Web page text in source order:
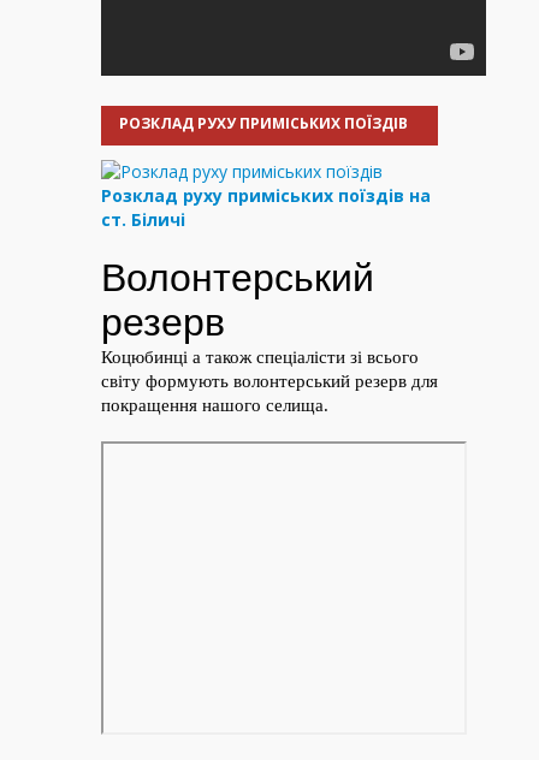
РОЗКЛАД РУХУ ПРИМІСЬКИХ ПОЇЗДІВ
Розклад руху приміських поїздів на
ст. Біличі